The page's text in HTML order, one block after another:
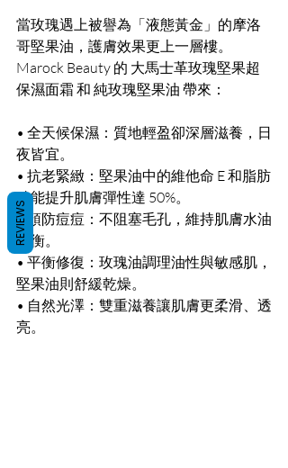
當玫瑰遇上被譽為「液態黃金」的摩洛
哥堅果油，護膚效果更上一層樓。
Marock Beauty 的 大馬士革玫瑰堅果超
保濕面霜 和 純玫瑰堅果油 帶來：
• 全天候保濕：質地輕盈卻深層滋養，日
夜皆宜。
• 抗老緊緻：堅果油中的維他命 E 和脂肪
酸能提升肌膚彈性達 50%。
• 預防痘痘：不阻塞毛孔，維持肌膚水油
平衡。
• 平衡修復：玫瑰油調理油性與敏感肌，
堅果油則舒緩乾燥。
• 自然光澤：雙重滋養讓肌膚更柔滑、透
亮。
REVIEWS